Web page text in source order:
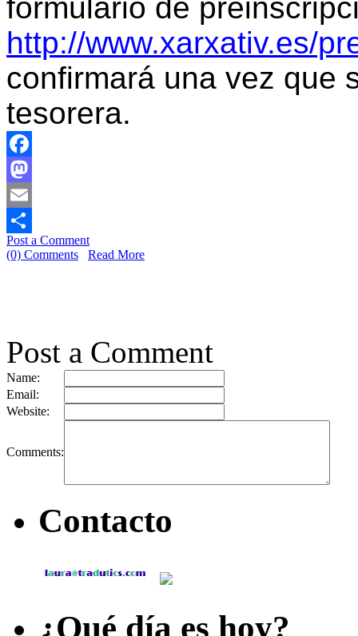
formulario de
http://www.xarxativ.es/
confirmará una vez que
tesorera.
Facebook
Mastodon
Email
Share
Post a Comment
(0) Comments
Read More
Post a Comment
Name:
Email:
Website:
Comments:
Contacto
¿Qué día es hoy?